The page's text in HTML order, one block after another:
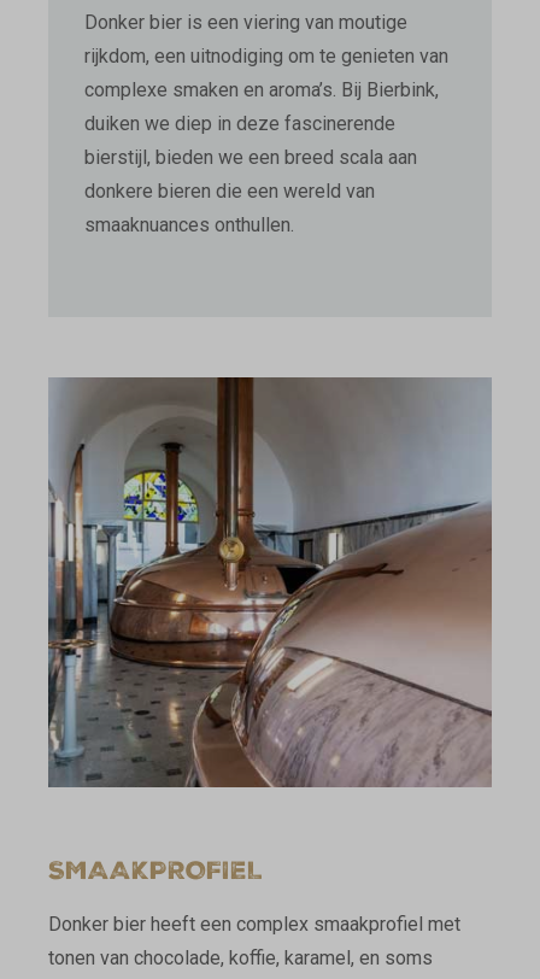
Donker bier is een viering van moutige
rijkdom, een uitnodiging om te genieten van
complexe smaken en aroma’s. Bij Bierbink,
duiken we diep in deze fascinerende
bierstijl, bieden we een breed scala aan
donkere bieren die een wereld van
smaaknuances onthullen.
SMAAKPROFIEL
Donker bier heeft een complex smaakprofiel met
tonen van chocolade, koffie, karamel, en soms